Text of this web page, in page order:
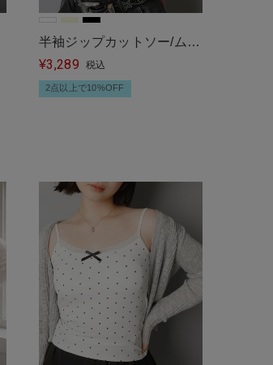
半袖ジップカットソー/ムラ
染め風
¥3,289 税込
2点以上で10%OFF